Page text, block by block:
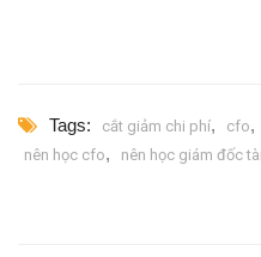
Tags: cắt giảm chi phí, cfo,
nên học cfo, nên học giám đốc